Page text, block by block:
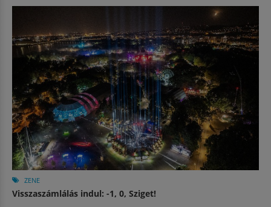
ZENE
Visszaszámlálás indul: -1, 0, Sziget!